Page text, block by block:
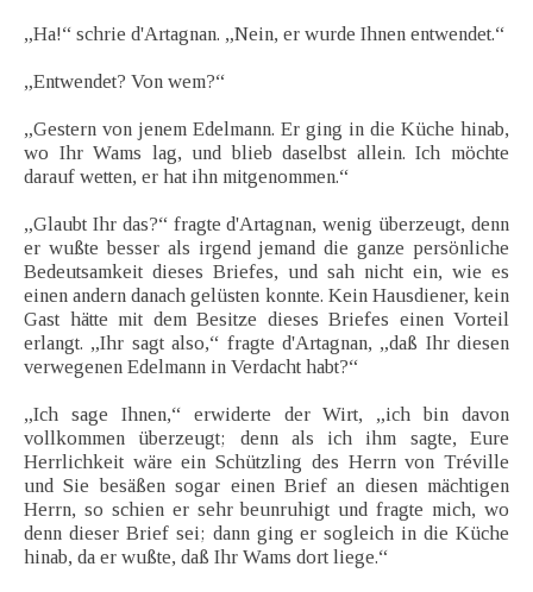
„Ha!“ schrie d'Artagnan. „Nein, er wurde Ihnen entwendet.“
„Entwendet? Von wem?“
„Gestern von jenem Edelmann. Er ging in die Küche hinab,
wo Ihr Wams lag, und blieb daselbst allein. Ich möchte
darauf wetten, er hat ihn mitgenommen.“
„Glaubt Ihr das?“ fragte d'Artagnan, wenig überzeugt, denn
er wußte besser als irgend jemand die ganze persönliche
Bedeutsamkeit dieses Briefes, und sah nicht ein, wie es
einen andern danach gelüsten konnte. Kein Hausdiener, kein
Gast hätte mit dem Besitze dieses Briefes einen Vorteil
erlangt. „Ihr sagt also,“ fragte d'Artagnan, „daß Ihr diesen
verwegenen Edelmann in Verdacht habt?“
„Ich sage Ihnen,“ erwiderte der Wirt, „ich bin davon
vollkommen überzeugt; denn als ich ihm sagte, Eure
Herrlichkeit wäre ein Schützling des Herrn von Tréville
und Sie besäßen sogar einen Brief an diesen mächtigen
Herrn, so schien er sehr beunruhigt und fragte mich, wo
denn dieser Brief sei; dann ging er sogleich in die Küche
hinab, da er wußte, daß Ihr Wams dort liege.“